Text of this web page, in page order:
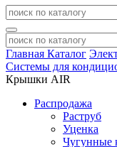
Главная Каталог
Системы для
Крышки AIR
Распродажа
Раструб
Уценка
Чугунные